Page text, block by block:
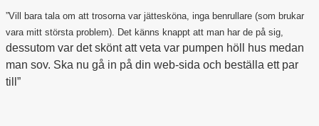
”Vill bara tala om att trosorna var jättesköna, inga benrullare (som brukar
vara mitt största problem). Det känns knappt att man har de på sig,
dessutom var det skönt att veta var pumpen höll hus medan
man sov. Ska nu gå in på din web-sida och beställa ett par
till”